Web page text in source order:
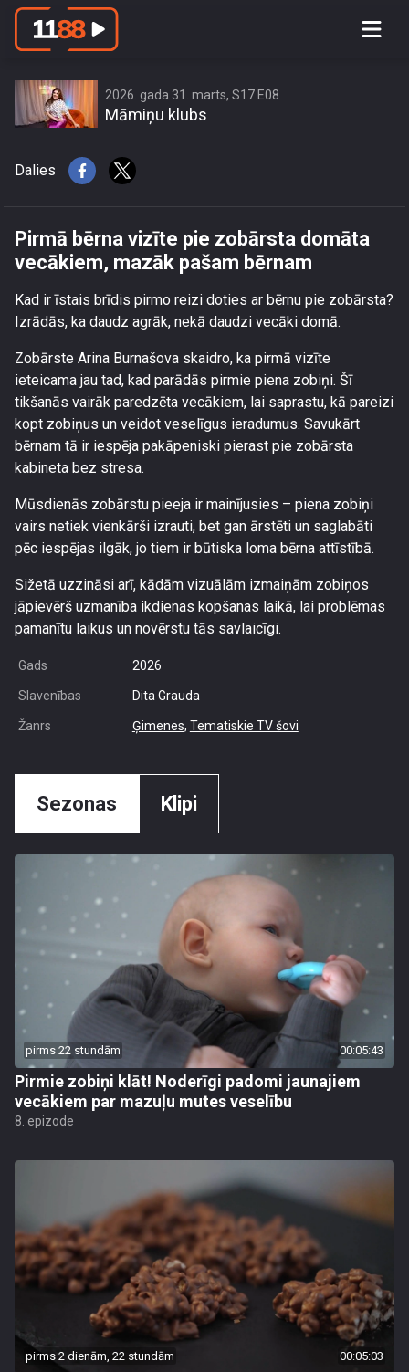
Pirmā bērna vizīte pie zobārsta
2026. gada 31. marts, S17 E08
Māmiņu klubs
Dalies
Pirmā bērna vizīte pie zobārsta domāta
vecākiem, mazāk pašam bērnam
Kad ir īstais brīdis pirmo reizi doties ar bērnu pie zobārsta?
Izrādās, ka daudz agrāk, nekā daudzi vecāki domā.
Zobārste Arina Burnašova skaidro, ka pirmā vizīte
ieteicama jau tad, kad parādās pirmie piena zobiņi. Šī
tikšanās vairāk paredzēta vecākiem, lai saprastu, kā pareizi
kopt zobiņus un veidot veselīgus ieradumus. Savukārt
bērnam tā ir iespēja pakāpeniski pierast pie zobārsta
kabineta bez stresa.
Mūsdienās zobārstu pieeja ir mainījusies – piena zobiņi
vairs netiek vienkārši izrauti, bet gan ārstēti un saglabāti
pēc iespējas ilgāk, jo tiem ir būtiska loma bērna attīstībā.
Sižetā uzzināsi arī, kādām vizuālām izmaiņām zobiņos
jāpievērš uzmanība ikdienas kopšanas laikā, lai problēmas
pamanītu laikus un novērstu tās savlaicīgi.
Gads 2026
Slavenības Dita Grauda
Žanrs Ģimenes, Tematiskie TV šovi
Sezonas Klipi
pirms 22 stundām 00:05:43
Pirmie zobiņi klāt! Noderīgi padomi jaunajiem
vecākiem par mazuļu mutes veselību
8. epizode
pirms 2 dienām, 22 stundām 00:05:03